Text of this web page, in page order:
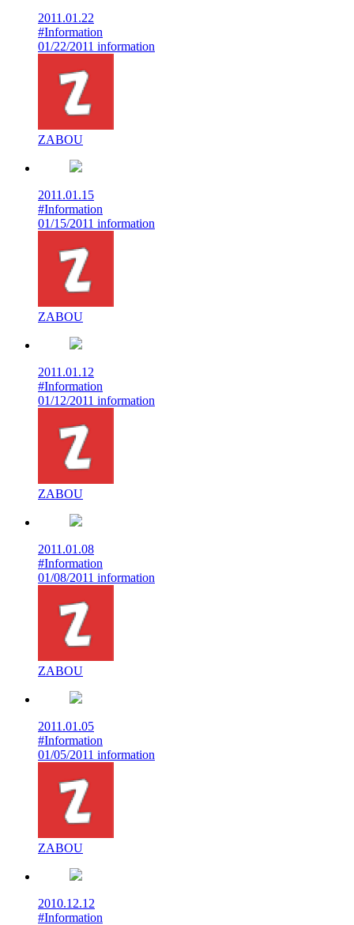
2011.01.22
#Information
01/22/2011 information
ZABOU
2011.01.15
#Information
01/15/2011 information
ZABOU
2011.01.12
#Information
01/12/2011 information
ZABOU
2011.01.08
#Information
01/08/2011 information
ZABOU
2011.01.05
#Information
01/05/2011 information
ZABOU
2010.12.12
#Information